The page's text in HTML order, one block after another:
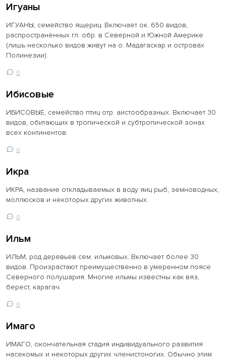
Игуаны
ИГУАНЫ, семейство ящериц. Включает ок. 650 видов,
распространённых гл. обр. в Северной и Южной Америке
(лишь несколько видов живут на о. Мадагаскар и островах
Полинезии).
0
Ибисовые
ИБИСОВЫЕ, семейство птиц отр. аистообразных. Включает 30
видов, обитающих в тропической и субтропической зонах
всех континентов.
0
Икра
ИКРА, название откладываемых в воду яиц рыб, земноводных,
моллюсков и некоторых других животных.
0
Ильм
ИЛЬМ, род деревьев сем. ильмовых. Включает более 30
видов. Произрастают преимущественно в умеренном поясе
Северного полушария. Многие ильмы известны как вяз,
берест, карагач.
0
Имаго
ИМАГО, окончательная стадия индивидуального развития
насекомых и некоторых других членистоногих. Обычно этим